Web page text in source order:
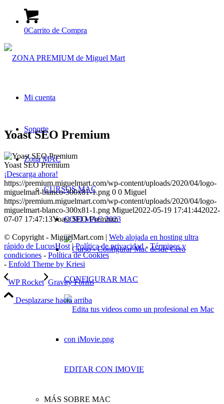
0Carrito de Compra
Mi cuenta
Soporte
Zona MAC
CURSOS MAC
COFI MAC 2023
CONFIGURAR MAC
EDITAR CON IMOVIE
MÁS SOBRE MAC
Yoast SEO Premium
Yoast SEO Premium
¡Descarga ahora!
https://premium.miguelmart.com/wp-content/uploads/2020/04/logo-
miguelmart-blanco-300x81-1.png 0 0 Miguel
https://premium.miguelmart.com/wp-content/uploads/2020/04/logo-
miguelmart-blanco-300x81-1.png Miguel2022-05-19 17:41:442022-
07-07 17:47:13Yoast SEO Premium
© Copyright - MiguelMart.com | Web alojada en hosting ultra
rápido de LucusHost |Política de privacidad- Términos y
condiciones - Política de Cookies
- Enfold Theme by Kriesi
WP Rocket Gravity Forms
Desplazarse hacia arriba